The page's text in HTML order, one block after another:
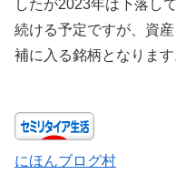
したが2023年は下落し
続ける予定ですが、資
補に入る銘柄となります
にほんブログ村